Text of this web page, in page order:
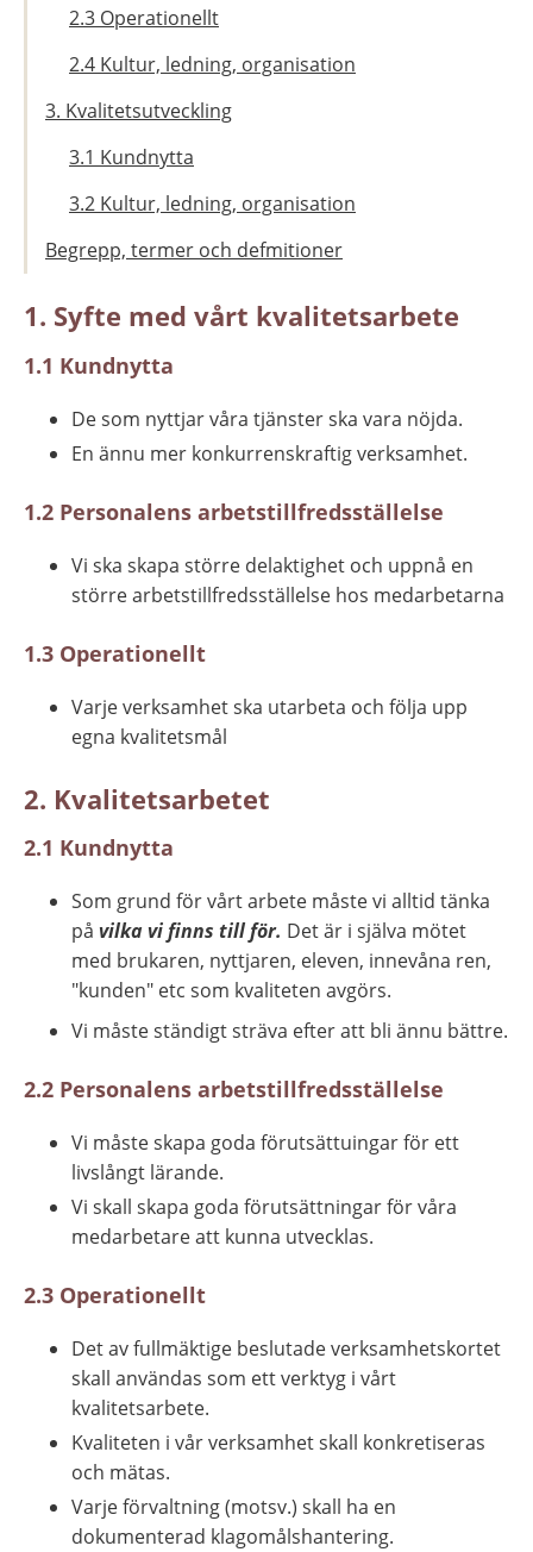
2.3 Operationellt
2.4 Kultur, ledning, organisation
3. Kvalitetsutveckling
3.1 Kundnytta
3.2 Kultur, ledning, organisation
Begrepp, termer och defmitioner
1. Syfte med vårt kvalitetsarbete
1.1 Kundnytta
De som nyttjar våra tjänster ska vara nöjda.
En ännu mer konkurrenskraftig verksamhet.
1.2 Personalens arbetstillfredsställelse
Vi ska skapa större delaktighet och uppnå en
större arbetstillfredsställelse hos medarbetarna
1.3 Operationellt
Varje verksamhet ska utarbeta och följa upp
egna kvalitetsmål
2. Kvalitetsarbetet
2.1 Kundnytta
Som grund för vårt arbete måste vi alltid tänka
på vilka vi finns till för. Det är i själva mötet
med brukaren, nyttjaren, eleven, innevåna­ ren,
"kunden" etc som kvaliteten avgörs.
Vi måste ständigt sträva efter att bli ännu bättre.
2.2 Personalens arbetstillfredsställelse
Vi måste skapa goda förutsättuingar för ett
livslångt lärande.
Vi skall skapa goda förutsättningar för våra
medarbetare att kunna utvecklas.­
2.3 Operationellt
Det av fullmäktige beslutade verksamhetskortet
skall användas som ett verktyg i vårt
kvalitetsarbete.
Kvaliteten i vår verksamhet skall konkretiseras
och mätas.
Varje förvaltning (motsv.) skall ha en
dokumenterad klagomålshan­tering.